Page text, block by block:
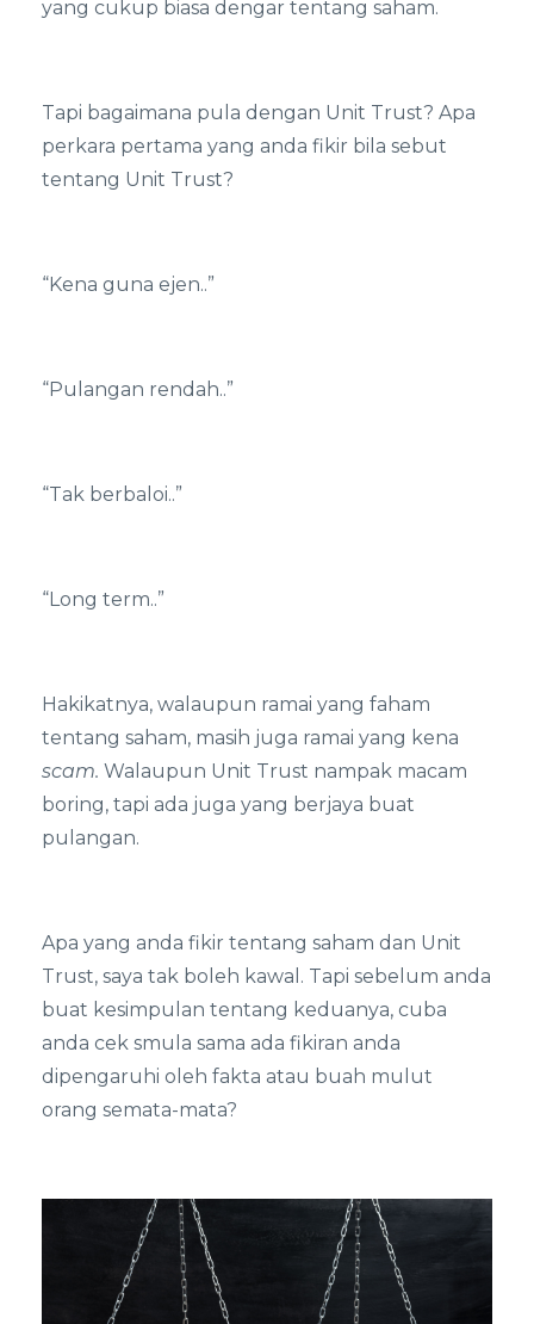
yang cukup biasa dengar tentang saham.
Tapi bagaimana pula dengan Unit Trust? Apa
perkara pertama yang anda fikir bila sebut
tentang Unit Trust?
“Kena guna ejen..”
“Pulangan rendah..”
“Tak berbaloi..”
“Long term..”
Hakikatnya, walaupun ramai yang faham
tentang saham, masih juga ramai yang kena
scam. Walaupun Unit Trust nampak macam
boring, tapi ada juga yang berjaya buat
pulangan.
Apa yang anda fikir tentang saham dan Unit
Trust, saya tak boleh kawal. Tapi sebelum anda
buat kesimpulan tentang keduanya, cuba
anda cek smula sama ada fikiran anda
dipengaruhi oleh fakta atau buah mulut
orang semata-mata?